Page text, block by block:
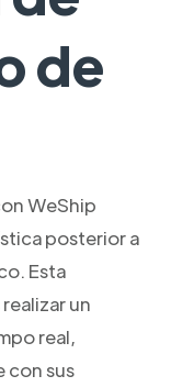
de
WeShip
posterior a
Esta
un
real,
con sus